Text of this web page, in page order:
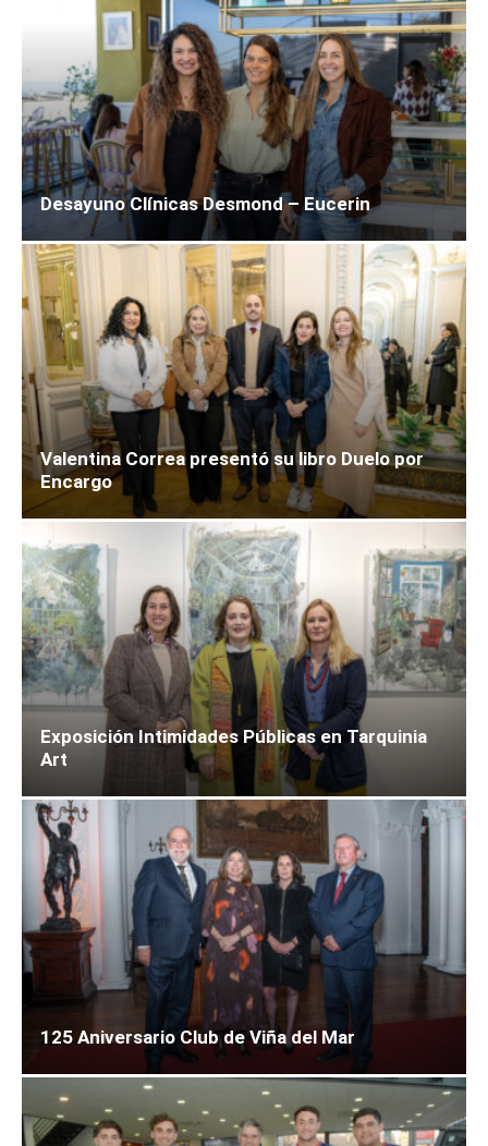
Desayuno Clínicas Desmond – Eucerin
Valentina Correa presentó su libro Duelo por
Encargo
Exposición Intimidades Públicas en Tarquinia
Art
125 Aniversario Club de Viña del Mar